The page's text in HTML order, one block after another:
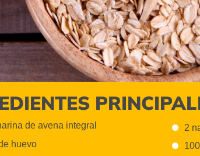
de avena integral
huevo
2